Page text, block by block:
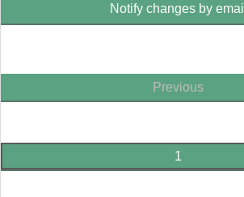
Notify changes by email
Previous
1